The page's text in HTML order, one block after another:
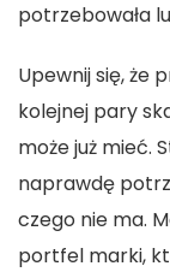
potrzebowała
Upewnij się, że
kolejnej pary
może już mieć.
naprawdę
czego nie ma.
portfel marki,